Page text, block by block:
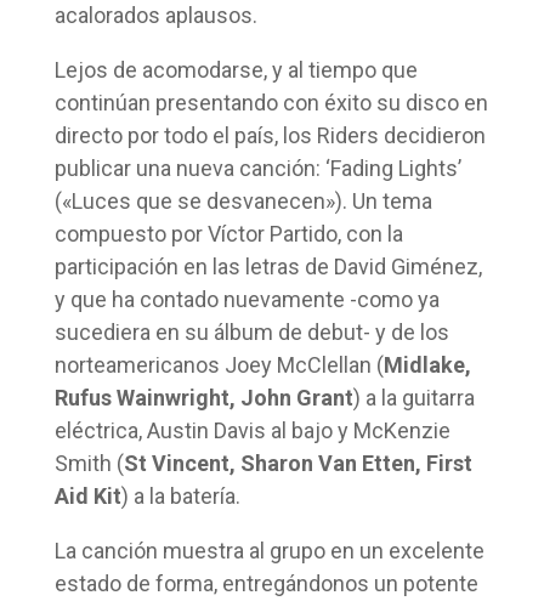
acalorados aplausos.
Lejos de acomodarse, y al tiempo que
continúan presentando con éxito su disco en
directo por todo el país, los Riders decidieron
publicar una nueva canción: ‘Fading Lights’
(«Luces que se desvanecen»). Un tema
compuesto por Víctor Partido, con la
participación en las letras de David Giménez,
y que ha contado nuevamente -como ya
sucediera en su álbum de debut- y de los
norteamericanos Joey McClellan (Midlake,
Rufus Wainwright, John Grant) a la guitarra
eléctrica, Austin Davis al bajo y McKenzie
Smith (St Vincent, Sharon Van Etten, First
Aid Kit) a la batería.
La canción muestra al grupo en un excelente
estado de forma, entregándonos un potente